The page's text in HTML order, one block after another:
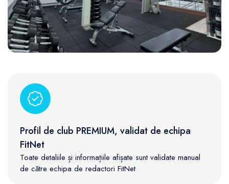
Profil de club PREMIUM, validat de echipa
FitNet
Toate detaliile și informațiile afișate sunt validate manual
de către echipa de redactori FitNet